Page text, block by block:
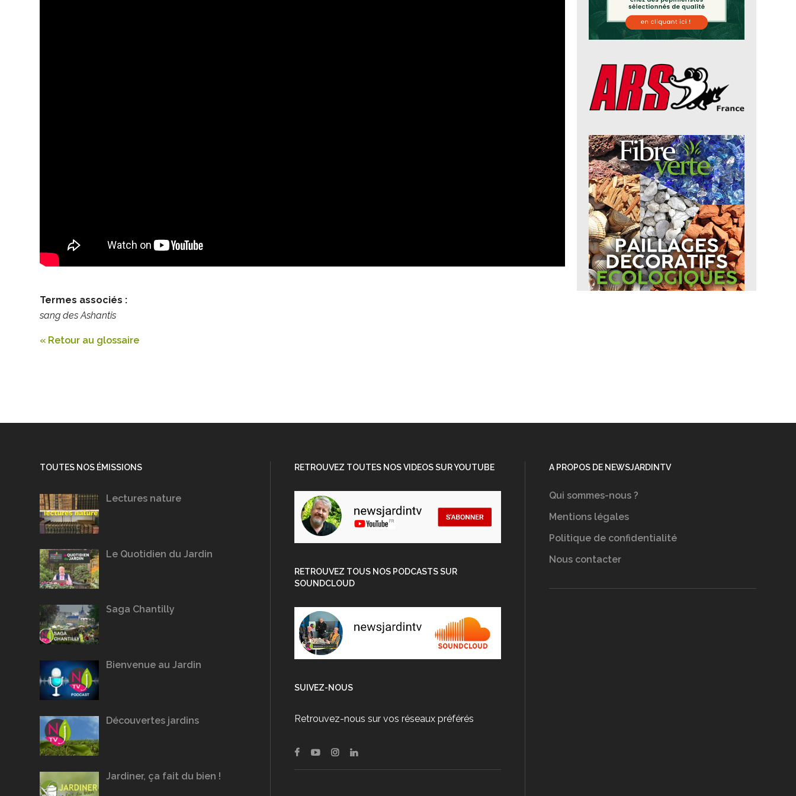
Termes associés :
sang des Ashantis
« Retour au glossaire
TOUTES NOS ÉMISSIONS
Lectures nature
Le Quotidien du Jardin
Saga Chantilly
Bienvenue au Jardin
Découvertes jardins
Jardiner, ça fait du bien !
RETROUVEZ TOUTES NOS VIDEOS SUR YOUTUBE
RETROUVEZ TOUS NOS PODCASTS SUR
SOUNDCLOUD
SUIVEZ-NOUS
Retrouvez-nous sur vos réseaux préférés
A PROPOS DE NEWSJARDINTV
Qui sommes-nous ?
Mentions légales
Politique de confidentialité
Nous contacter